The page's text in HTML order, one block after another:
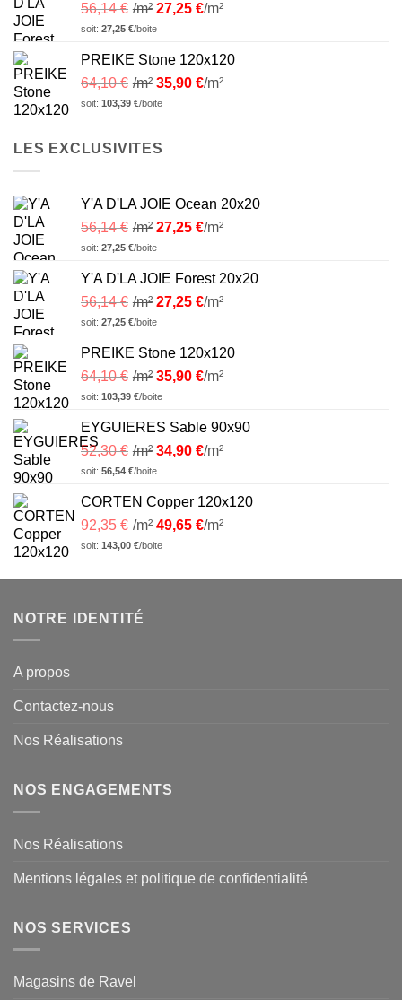
56,14€ /m² 27,25 €/m²
soit: 27,25 €/boite
PREIKE Stone 120x120
64,10€ /m² 35,90 €/m²
soit: 103,39 €/boite
LES EXCLUSIVITES
Y'A D'LA JOIE Ocean 20x20
56,14€ /m² 27,25 €/m²
soit: 27,25 €/boite
Y'A D'LA JOIE Forest 20x20
56,14€ /m² 27,25 €/m²
soit: 27,25 €/boite
PREIKE Stone 120x120
64,10€ /m² 35,90 €/m²
soit: 103,39 €/boite
EYGUIERES Sable 90x90
52,30€ /m² 34,90 €/m²
soit: 56,54 €/boite
CORTEN Copper 120x120
92,35€ /m² 49,65 €/m²
soit: 143,00 €/boite
NOTRE IDENTITÉ
A propos
Contactez-nous
Nos Réalisations
NOS ENGAGEMENTS
Nos Réalisations
Mentions légales et politique de confidentialité
NOS SERVICES
Magasins de Ravel